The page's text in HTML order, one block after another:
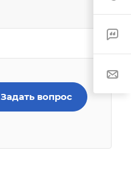
Задать вопрос